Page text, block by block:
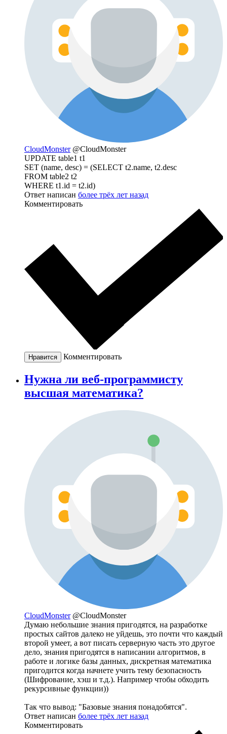
CloudMonster @CloudMonster
UPDATE table1 t1
SET (name, desc) = (SELECT t2.name, t2.desc
FROM table2 t2
WHERE t1.id = t2.id)
Ответ написан более трёх лет назад
Комментировать
Нравится Комментировать
Нужна ли веб-программисту
высшая математика?
CloudMonster @CloudMonster
Думаю небольшие знания пригодятся, на разработке
простых сайтов далеко не уйдешь, это почти что каждый
второй умеет, а вот писать серверную часть это другое
дело, знания пригодятся в написании алгоритмов, в
работе и логике базы данных, дискретная математика
пригодится когда начнете учить тему безопасность
(Шифрование, хэш и т.д.). Например чтобы обходить
рекурсивные функции))
Так что вывод: "Базовые знания понадобятся".
Ответ написан более трёх лет назад
Комментировать